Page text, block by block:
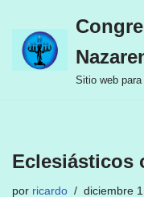
Sitio web
Eclesiásticos
por ricardo diciembre